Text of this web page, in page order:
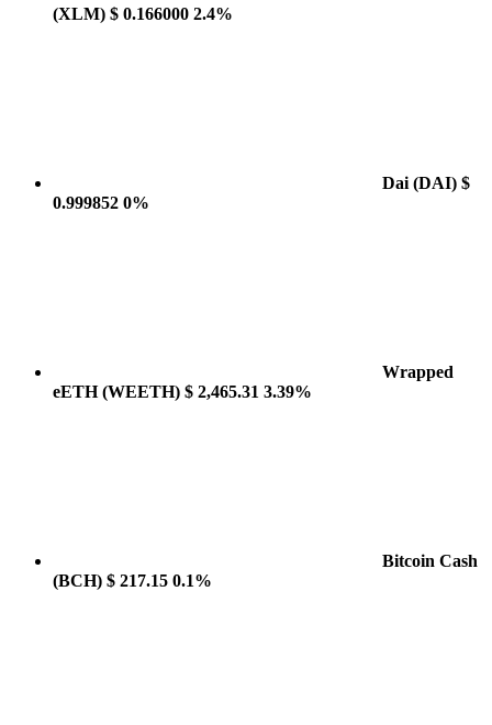
(XLM) $ 0.166000 2.4%
Dai (DAI) $
0.999852 0%
Wrapped
eETH(WEETH) $ 2,465.31 3.39%
Bitcoin Cash
(BCH) $ 217.15 0.1%